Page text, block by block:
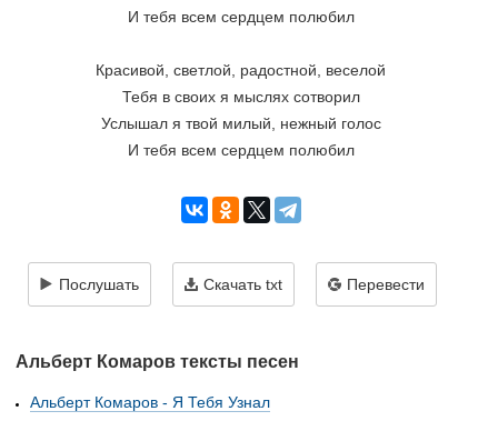
И тебя всем сердцем полюбил
Красивой, светлой, радостной, веселой
Тебя в своих я мыслях сотворил
Услышал я твой милый, нежный голос
И тебя всем сердцем полюбил
Послушать Скачать txt Перевести
Альберт Комаров тексты песен
Альберт Комаров - Я Тебя Узнал